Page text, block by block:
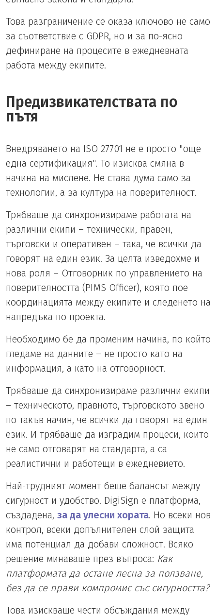
Това разграничение се оказа ключово не само
за съответствие с GDPR, но и за по-ясно
дефиниране на процесите в ежедневната
работа между екипите.
Предизвикателствата по
пътя
Внедряването на ISO 27701 не е просто "още
една сертификация". То изисква смяна в
начина на мислене. Не става дума само за
технологии, а за култура на поверителност.
Трябваше да синхронизираме работата на
различни екипи – технически, правен,
търговски и оперативен – така, че всички да
говорят на един език. За целта изведохме и
нова роля – Отговорник по управлението на
поверителността (PIMS Officer), която пое
координацията между екипите и следенето на
напредъка по проекта.
Необходимо бе да променим начина, по който
гледаме на данните – не просто като на
информация, а като на отговорност.
Трябваше да синхронизираме различни екипи
– техническото, правното, търговското звено
по такъв начин, че всички да говорят на един
език. И трябваше да изградим процеси, които
не само отговарят на стандарта, а са
реалистични и работещи в ежедневието.
Най-трудният момент беше балансът между
сигурност и удобство. DigiSign е платформа,
създадена, за да улесни хората. Но всеки нов
контрол, всеки допълнителен слой защита
има потенциал да добави сложност. Всяко
решение минаваше през въпроса: Как
платформата да остане лесна за ползване,
без да се прави компромис със сигурността?
Това изискваше чести обсъждания между